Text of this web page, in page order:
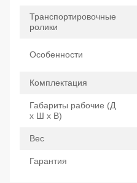
Транспортировочные
ролики
Особенности
Комплектация
Габариты рабочие (Д
x Ш x В)
Вес
Гарантия